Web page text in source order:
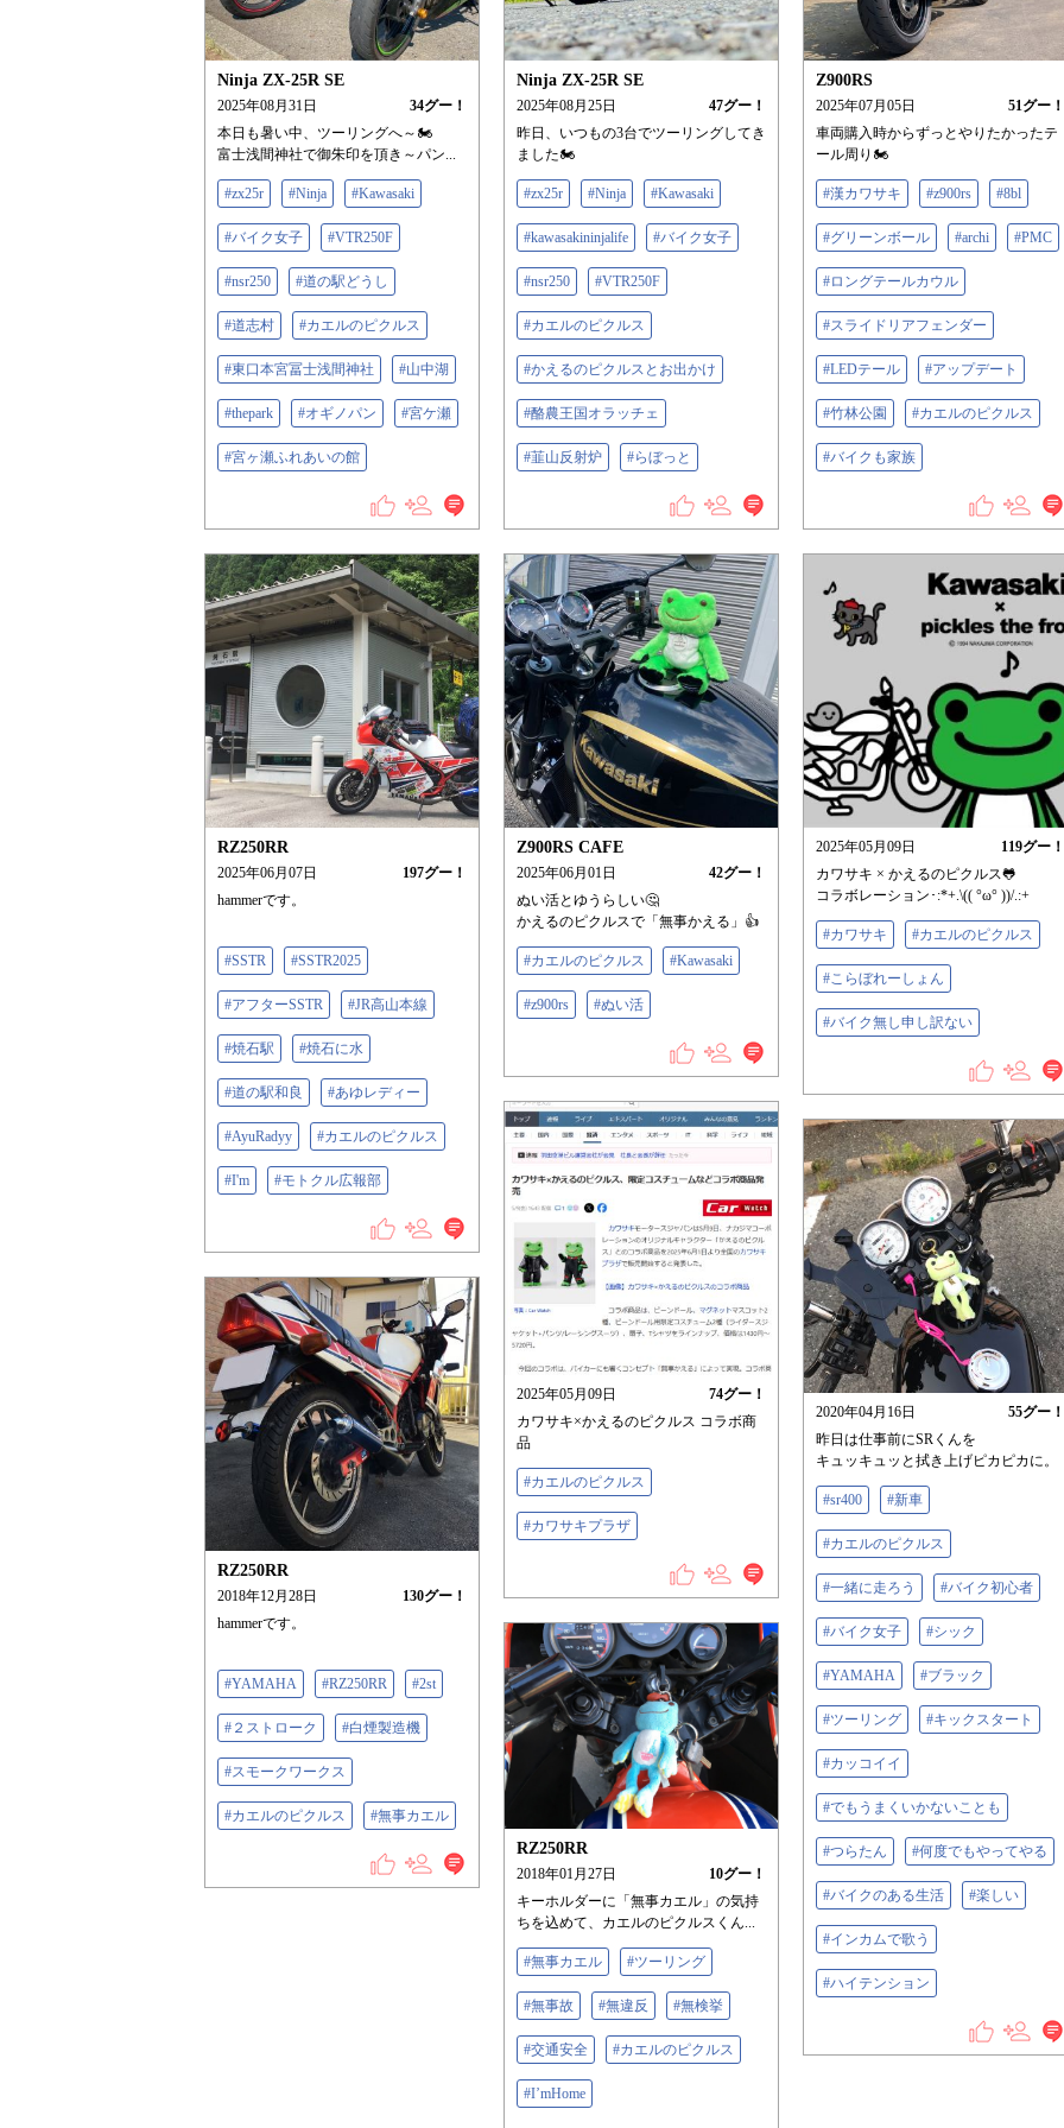
Ninja ZX-25R SE
2025年08月31日 34グー！
本日も暑い中、ツーリングへ～🏍
富士浅間神社で御朱印を頂き～パン...
#zx25r #Ninja #Kawasaki
#バイク女子 #VTR250F
#nsr250 #道の駅どうし
#道志村 #カエルのピクルス
#東口本宮冨士浅間神社 #山中湖
#thepark #オギノパン #宮ケ瀬
#宮ヶ瀬ふれあいの館
Ninja ZX-25R SE
2025年08月25日 47グー！
昨日、いつもの3台でツーリングしてき
ました🏍️
#zx25r #Ninja #Kawasaki
#kawasakininjalife #バイク女子
#nsr250 #VTR250F
#カエルのピクルス
#かえるのピクルスとお出かけ
#酪農王国オラッチェ
#韮山反射炉 #らぼっと
Z900RS
2025年07月05日 51グー！
車両購入時からずっとやりたかったテ
ール周り🏍️
#漢カワサキ #z900rs #8bl
#グリーンボール #archi #PMC
#ロングテールカウル
#スライドリアフェンダー
#LEDテール #アップデート
#竹林公園 #カエルのピクルス
#バイクも家族
RZ250RR
2025年06月07日 197グー！
hammerです。
#SSTR #SSTR2025
#アフターSSTR #JR高山本線
#焼石駅 #焼石に水
#道の駅和良 #あゆレディー
#AyuRadyy #カエルのピクルス
#I'm #モトクル広報部
Z900RS CAFE
2025年06月01日 42グー！
ぬい活とゆうらしい🤔
かえるのピクルスで「無事かえる」👍
#カエルのピクルス #Kawasaki
#z900rs #ぬい活
2025年05月09日 119グー！
カワサキ × かえるのピクルス🐸
コラボレーション･:*+.\(( °ω° ))/.:+
#カワサキ #カエルのピクルス
#こらぼれーしょん
#バイク無し申し訳ない
2025年05月09日 74グー！
カワサキ×かえるのピクルス コラボ商
品
#カエルのピクルス
#カワサキプラザ
2020年04月16日 55グー！
昨日は仕事前にSRくんを
キュッキュッと拭き上げピカピカに。
#sr400 #新車
#カエルのピクルス
#一緒に走ろう #バイク初心者
#バイク女子 #シック
#YAMAHA #ブラック
#ツーリング #キックスタート
#カッコイイ
#でもうまくいかないことも
#つらたん #何度でもやってやる
#バイクのある生活 #楽しい
#インカムで歌う
#ハイテンション
RZ250RR
2018年12月28日 130グー！
hammerです。
#YAMAHA #RZ250RR #2st
#２ストローク #白煙製造機
#スモークワークス
#カエルのピクルス #無事カエル
RZ250RR
2018年01月27日 10グー！
キーホルダーに「無事カエル」の気持
ちを込めて、カエルのピクルスくん...
#無事カエル #ツーリング
#無事故 #無違反 #無検挙
#交通安全 #カエルのピクルス
#I’mHome